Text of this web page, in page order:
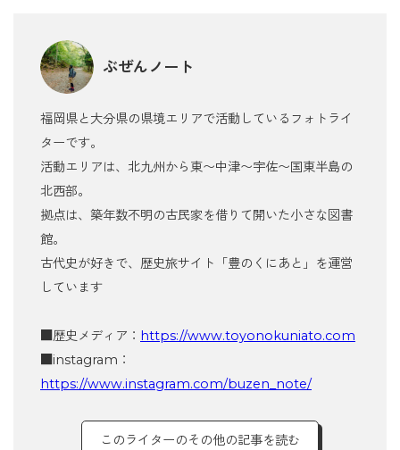
ぶぜんノート
福岡県と大分県の県境エリアで活動しているフォトライ
ターです。
活動エリアは、北九州から東〜中津〜宇佐〜国東半島の
北西部。
拠点は、築年数不明の古民家を借りて開いた小さな図書
館。
古代史が好きで、歴史旅サイト「豊のくにあと」を運営
しています
■歴史メディア： https://www.toyonokuniato.com
■instagram：
https://www.instagram.com/buzen_note/
このライターのその他の記事を読む